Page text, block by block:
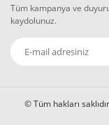
Tüm kampanya ve
kaydolunuz.
© Tüm hakları